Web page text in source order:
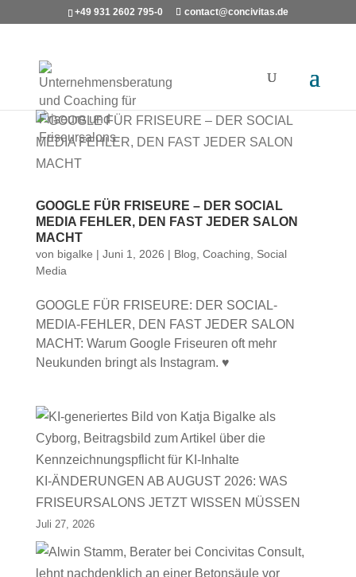
+49 931 2602 795-0 contact@concivitas.de
GOOGLE FÜR FRISEURE – DER SOCIAL
MEDIA FEHLER, DEN FAST JEDER SALON
MACHT
von bigalke | Juni 1, 2026 | Blog Coaching
Social
Media
GOOGLE FÜR FRISEURE: DER SOCIAL-
MEDIA-FEHLER, DEN FAST JEDER SALON
MACHT: Warum Google Friseuren oft mehr
Neukunden bringt als Instagram. ♥
KI-ÄNDERUNGEN AB AUGUST 2026: WAS
FRISEURSALONS JETZT WISSEN MÜSSEN
Juli 27, 2026